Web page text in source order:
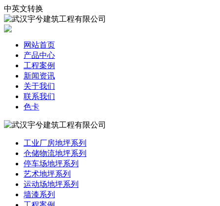
中英文转换
网站首页
产品中心
工程案例
新闻资讯
关于我们
联系我们
色卡
工业厂房地坪系列
仓储物流地坪系列
停车场地坪系列
艺术地坪系列
运动场地坪系列
墙漆系列